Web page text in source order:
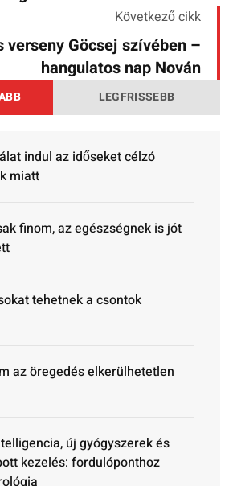
Következő cikk
verseny Göcsej szívében –
hangulatos nap Nován
LEGFRISSEBB
indul az időseket célzó
miatt
finom, az egészségnek is jót
tehetnek a csontok
az öregedés elkerülhetetlen
új gyógyszerek és
kezelés: fordulóponthoz